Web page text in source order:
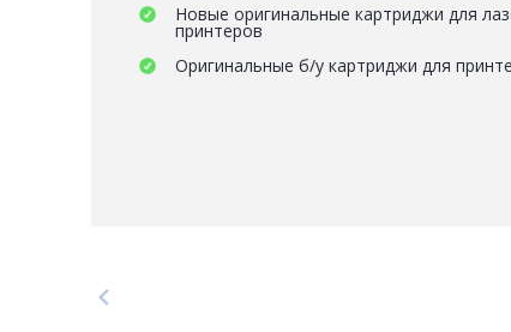
Новые оригинальные картриджи для
принтеров
Оригинальные б/у картриджи для